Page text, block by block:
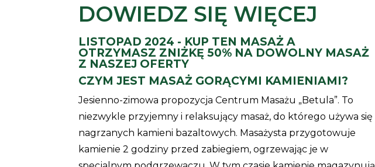
DOWIEDZ SIĘ WIĘCEJ
LISTOPAD 2024 - KUP TEN MASAŻ A
OTRZYMASZ ZNIŻKĘ 50% NA DOWOLNY MASAŻ
Z NASZEJ OFERTY
CZYM JEST MASAŻ GORĄCYMI KAMIENIAMI?
Jesienno-zimowa propozycja Centrum Masażu „Betula”. To
niezwykle przyjemny i relaksujący masaż, do którego używa się
nagrzanych kamieni bazaltowych. Masażysta przygotowuje
kamienie 2 godziny przed zabiegiem, ogrzewając je w